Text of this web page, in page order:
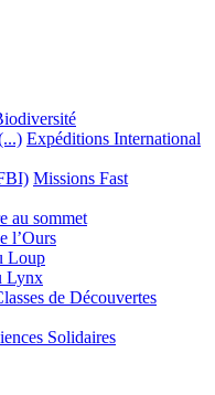
Expéditions International
Missions Fast
au sommet
l’Ours
Loup
Lynx
de Découvertes
Solidaires